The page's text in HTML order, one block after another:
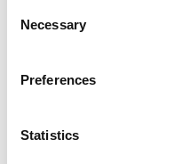
Selection
Necessary
Preferences
Statistics
Due in particolare, i più
l’ossido di diazoto (N₂O).
delle Scienze che, oltre
studiando anche quella